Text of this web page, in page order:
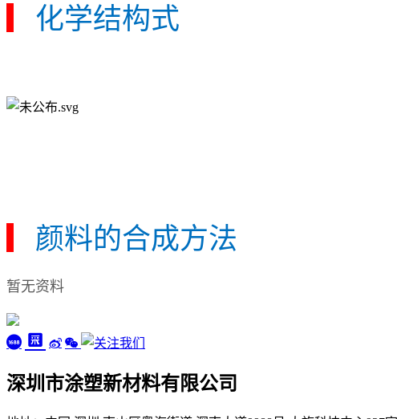
化学结构式
颜料的合成方法
暂无资料
深圳市涂塑新材料有限公司